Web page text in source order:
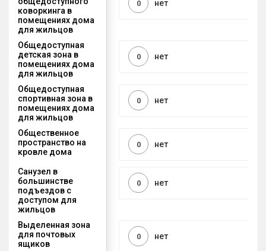
коворкинга в
помещениях дома
для жильцов
нет
0
Общедоступная
детская зона в
помещениях дома
для жильцов
нет
0
Общедоступная
спортивная зона в
помещениях дома
для жильцов
нет
0
Общественное
пространство на
кровле дома
нет
0
Санузел в
большинстве
подъездов с
доступом для
жильцов
нет
0
Выделенная зона
для почтовых
ящиков
нет
0